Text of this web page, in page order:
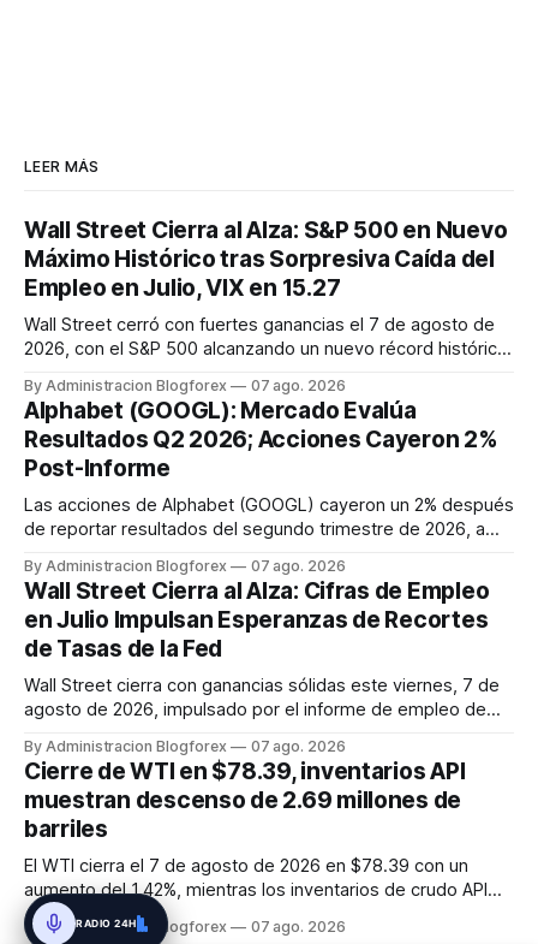
LEER MÁS
Wall Street Cierra al Alza: S&P 500 en Nuevo
Máximo Histórico tras Sorpresiva Caída del
Empleo en Julio, VIX en 15.27
Wall Street cerró con fuertes ganancias el 7 de agosto de
2026, con el S&P 500 alcanzando un nuevo récord histórico
54,036.93 y el Nasdaq Composite escaló 1.3% a 26,690.62.
El impulso provino de un informe de empleo de julio
inesperadamente ...
By Administracion Blogforex 07 ago. 2026
Alphabet (GOOGL): Mercado Evalúa
Resultados Q2 2026; Acciones Cayeron 2%
Post-Informe
Las acciones de Alphabet (GOOGL) cayeron un 2% después
de reportar resultados del segundo trimestre de 2026, a
usuarios de Gemini, en un mercado que evalúa el impacto
de las inversiones en IA.
By Administracion Blogforex 07 ago. 2026
Wall Street Cierra al Alza: Cifras de Empleo
en Julio Impulsan Esperanzas de Recortes
de Tasas de la Fed
Wall Street cierra con ganancias sólidas este viernes, 7 de
agosto de 2026, impulsado por el informe de empleo de
de trabajo. Este dato macroeconómico incrementó las
expectativas de que la Reserva Federal pueda flexibilizar su
política m...
By Administracion Blogforex 07 ago. 2026
Cierre de WTI en $78.39, inventarios API
muestran descenso de 2.69 millones de
barriles
El WTI cierra el 7 de agosto de 2026 en $78.39 con un
aumento del 1.42%, mientras los inventarios de crudo API
caen en 2.69 millones de barriles, sugiriendo una
contracción de la oferta.
By Administracion Blogforex 07 ago. 2026
RADIO 24H